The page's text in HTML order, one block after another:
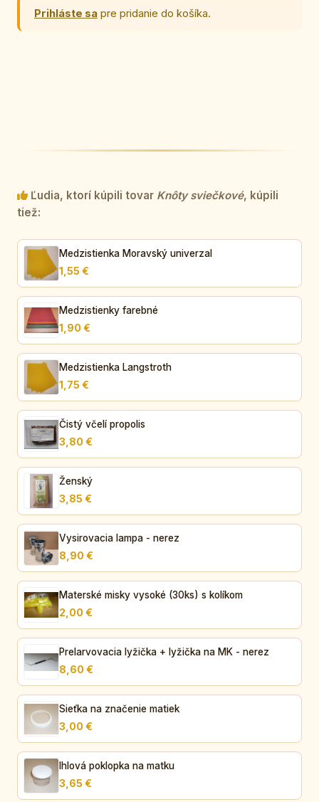
Prihláste sa pre pridanie do košíka.
Ľudia, ktorí kúpili tovar Knôty sviečkové, kúpili
tiež:
Medzistienka Moravský univerzal
1,55 €
Medzistienky farebné
1,90 €
Medzistienka Langstroth
1,75 €
Čistý včelí propolis
3,80 €
Ženský
3,85 €
Vysirovacia lampa - nerez
8,90 €
Materské misky vysoké (30ks) s kolíkom
2,00 €
Prelarvovacia lyžička + lyžička na MK - nerez
8,60 €
Sieťka na značenie matiek
3,00 €
Ihlová poklopka na matku
3,65 €